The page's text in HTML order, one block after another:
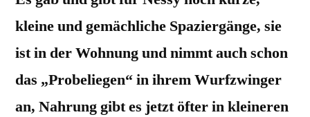
kleine und gemächliche Spaziergänge, sie
ist in der Wohnung und nimmt auch schon
das „Probeliegen“ in ihrem Wurfzwinger
an, Nahrung gibt es jetzt öfter in kleineren